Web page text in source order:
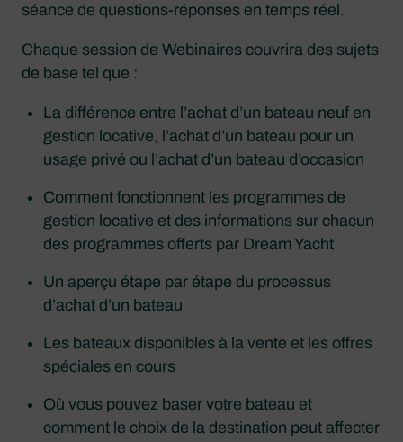
séance de questions-réponses en temps réel.
Chaque session de Webinaires couvrira des sujets
de base tel que :
La différence entre l’achat d’un bateau neuf en
gestion locative, l’achat d’un bateau pour un
usage privé ou l’achat d’un bateau d’occasion
Comment fonctionnent les programmes de
gestion locative et des informations sur chacun
des programmes offerts par Dream Yacht
Un aperçu étape par étape du processus
d’achat d’un bateau
Les bateaux disponibles à la vente et les offres
spéciales en cours
Où vous pouvez baser votre bateau et
comment le choix de la destination peut affecter